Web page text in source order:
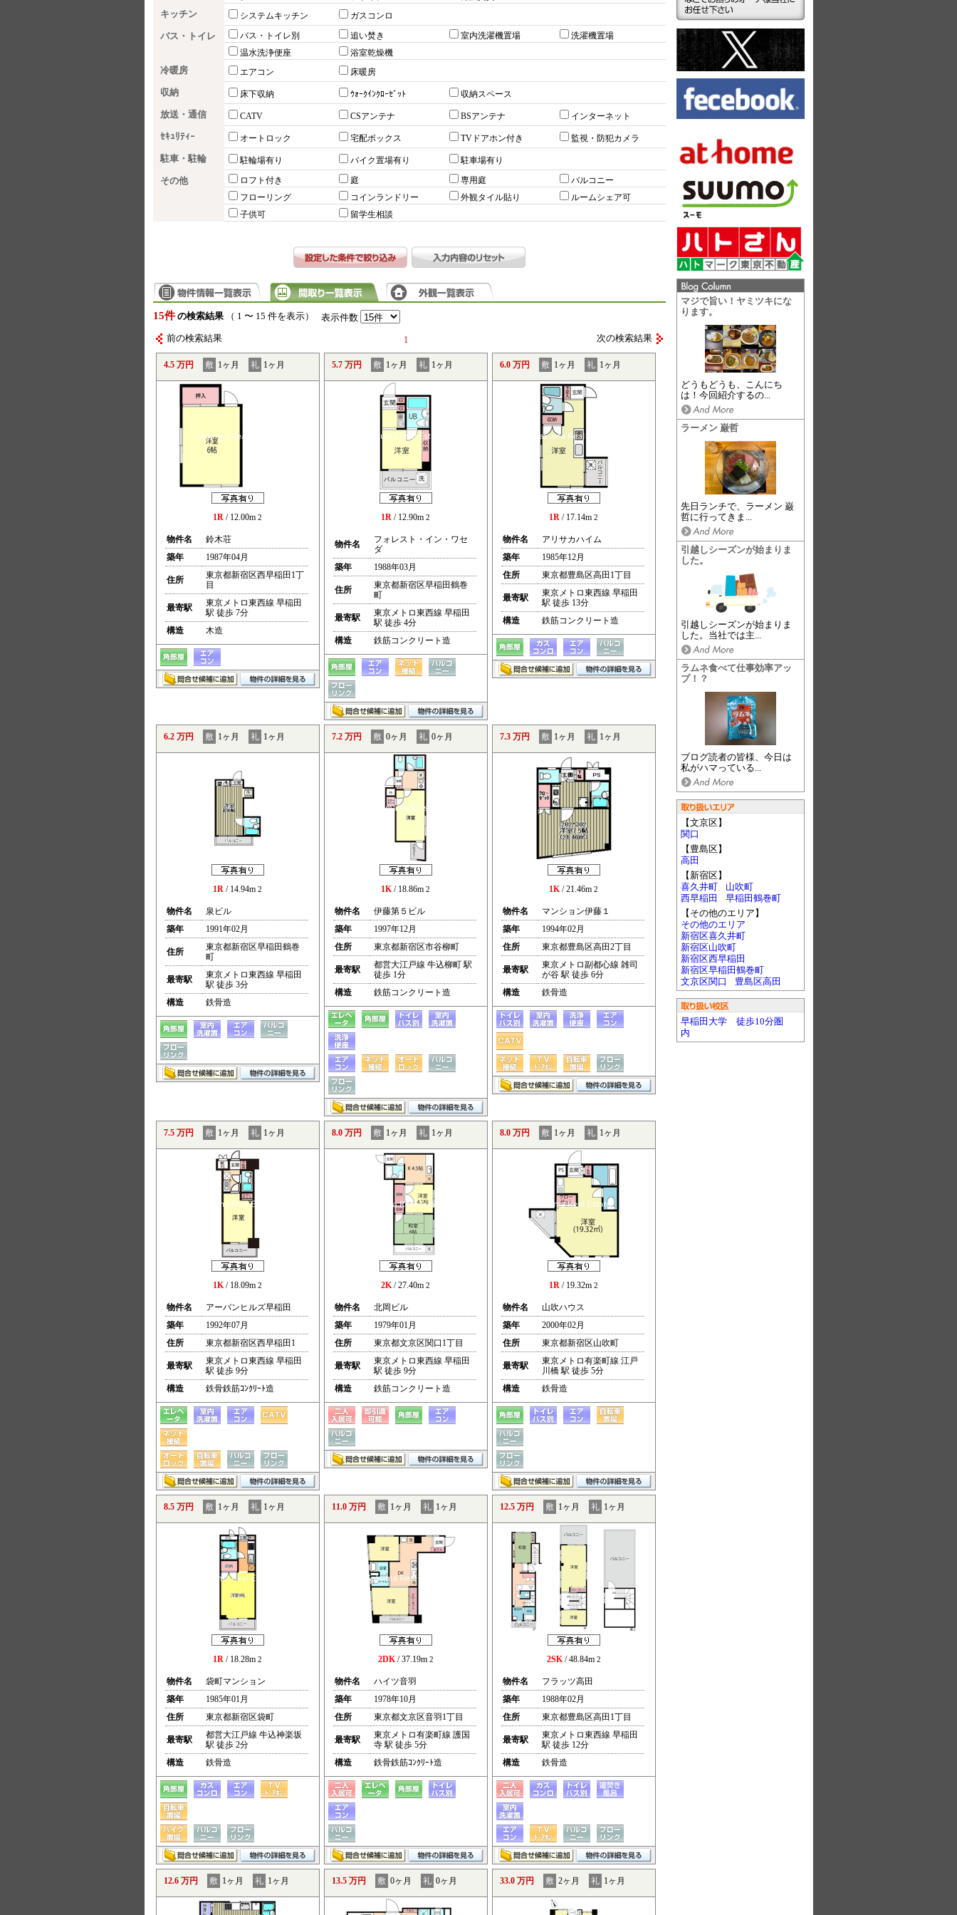
マジで旨い！ヤミツキにな
ります。
どうもどうも、こんにち
は！今回紹介するの...
ラーメン 巌哲
先日ランチで、ラーメン 巌
哲に行ってきま...
引越しシーズンが始まりま
した。
引越しシーズンが始まりま
した。当社では主...
ラムネ食べて仕事効率アッ
プ！？
ブログ読者の皆様、今日は
私がハマっている...
【文京区】
関口
【豊島区】
高田
【新宿区】
喜久井町
山吹町
西早稲田
早稲田鶴巻町
【その他のエリア】
その他のエリア
新宿区喜久井町
新宿区山吹町
新宿区西早稲田
新宿区早稲田鶴巻町
文京区関口
豊島区高田
早稲田大学 徒歩10分圏
内
キッチン システムキッチン ガスコンロ
バス・トイレ バス・トイレ別 追い焚き 室内洗濯機置場
洗濯機置場
温水洗浄便座
浴室乾燥機
冷暖房 エアコン 床暖房
収納 床下収納 ｳｫｰｸｲﾝｸﾛｰｾﾞｯﾄ 収納スペース
放送・通信 CATV CSアンテナ BSアンテナ インターネット
ｾｷｭﾘﾃｨｰ オートロック 宅配ボックス TVドアホン付き 監視・防犯カメラ
駐車・駐輪 駐輪場有り バイク置場有り 駐車場有り
その他 ロフト付き 庭 専用庭
バルコニー
フローリング
コインランドリー 外観タイル貼り
ルームシェア可
子供可
留学生相談
15件 の検索結果（ 1 〜 15 件を表示） 表示件数
前の検索結果 1 次の検索結果
4.5 万円 敷 1ヶ月 礼 1ヶ月
1R / 12.00m 2
物件名
鈴木荘
築年
1987年04月
住所
東京都新宿区西早稲田1丁
目
最寄駅
東京メトロ東西線 早稲田
駅 徒歩 7分
構造
木造
5.7 万円 敷 1ヶ月 礼 1ヶ月
1R / 12.90m 2
物件名
フォレスト・イン・ワセ
ダ
築年
1988年03月
住所
東京都新宿区早稲田鶴巻
町
最寄駅
東京メトロ東西線 早稲田
駅 徒歩 4分
構造
鉄筋コンクリート造
6.0 万円 敷 1ヶ月 礼 1ヶ月
1R / 17.14m 2
物件名
アリサカハイム
築年
1985年12月
住所
東京都豊島区高田1丁目
最寄駅
東京メトロ東西線 早稲田
駅 徒歩 13分
構造
鉄筋コンクリート造
6.2 万円 敷 1ヶ月 礼 1ヶ月
1R / 14.94m 2
物件名
泉ビル
築年
1991年02月
住所
東京都新宿区早稲田鶴巻
町
最寄駅
東京メトロ東西線 早稲田
駅 徒歩 3分
構造
鉄骨造
7.2 万円 敷 0ヶ月 礼 0ヶ月
1K/ 18.86m 2
物件名
伊藤第５ビル
築年
1997年12月
住所
東京都新宿区市谷柳町
最寄駅
都営大江戸線 牛込柳町 駅
徒歩 1分
構造
鉄筋コンクリート造
7.3 万円 敷 1ヶ月 礼 1ヶ月
1K/ 21.46m 2
物件名
マンション伊藤１
築年
1994年02月
住所
東京都豊島区高田2丁目
最寄駅
東京メトロ副都心線 雑司
が谷 駅 徒歩 6分
構造
鉄骨造
7.5 万円 敷 1ヶ月 礼 1ヶ月
1K/ 18.09m 2
物件名
アーバンヒルズ早稲田
築年
1992年07月
住所
東京都新宿区西早稲田1
最寄駅
東京メトロ東西線 早稲田
駅 徒歩 9分
構造
鉄骨鉄筋ｺﾝｸﾘｰﾄ造
8.0 万円 敷 1ヶ月 礼 1ヶ月
2K/ 27.40m 2
物件名
北岡ビル
築年
1979年01月
住所
東京都文京区関口1丁目
最寄駅
東京メトロ東西線 早稲田
駅 徒歩 9分
構造
鉄筋コンクリート造
8.0 万円 敷 1ヶ月 礼 1ヶ月
1R / 19.32m 2
物件名
山吹ハウス
築年
2000年02月
住所
東京都新宿区山吹町
最寄駅
東京メトロ有楽町線 江戸
川橋 駅 徒歩 5分
構造
鉄骨造
8.5 万円 敷 1ヶ月 礼 1ヶ月
1R / 18.28m 2
物件名
袋町マンション
築年
1985年01月
住所
東京都新宿区袋町
最寄駅
都営大江戸線 牛込神楽坂
駅 徒歩 2分
構造
鉄骨造
11.0 万円 敷 1ヶ月 礼 1ヶ月
2DK/ 37.19m 2
物件名
ハイツ音羽
築年
1978年10月
住所
東京都文京区音羽1丁目
最寄駅
東京メトロ有楽町線 護国
寺 駅 徒歩 5分
構造
鉄骨鉄筋ｺﾝｸﾘｰﾄ造
12.5 万円 敷 1ヶ月 礼 1ヶ月
2SK/ 48.84m 2
物件名
フラッツ高田
築年
1988年02月
住所
東京都豊島区高田1丁目
最寄駅
東京メトロ東西線 早稲田
駅 徒歩 12分
構造
鉄骨造
12.6 万円 敷 1ヶ月 礼 1ヶ月 13.5 万円 敷 0ヶ月 礼 0ヶ月 33.0 万円 敷 2ヶ月 礼 1ヶ月